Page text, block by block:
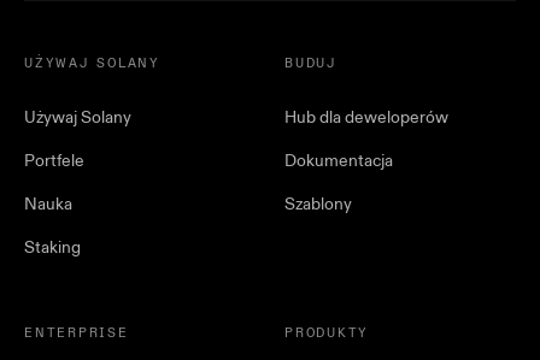
UŻYWAJ SOLANY
Używaj Solany
Portfele
Nauka
Staking
BUDUJ
Hub dla deweloperów
Dokumentacja
Szablony
ENTERPRISE PRODUKTY